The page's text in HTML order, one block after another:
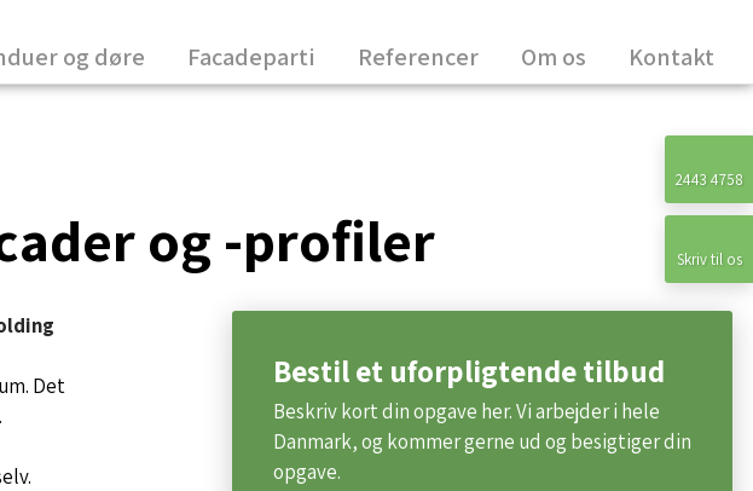
og døre Facadeparti Referencer Om os Kontakt
og -profiler​
Det
Bestil et uforpligtende tilbud
Beskriv kort din opgave her. Vi arbejder i hele
Danmark, og kommer gerne ud og besigtiger din
opgave.
2443 4758
Skriv til os